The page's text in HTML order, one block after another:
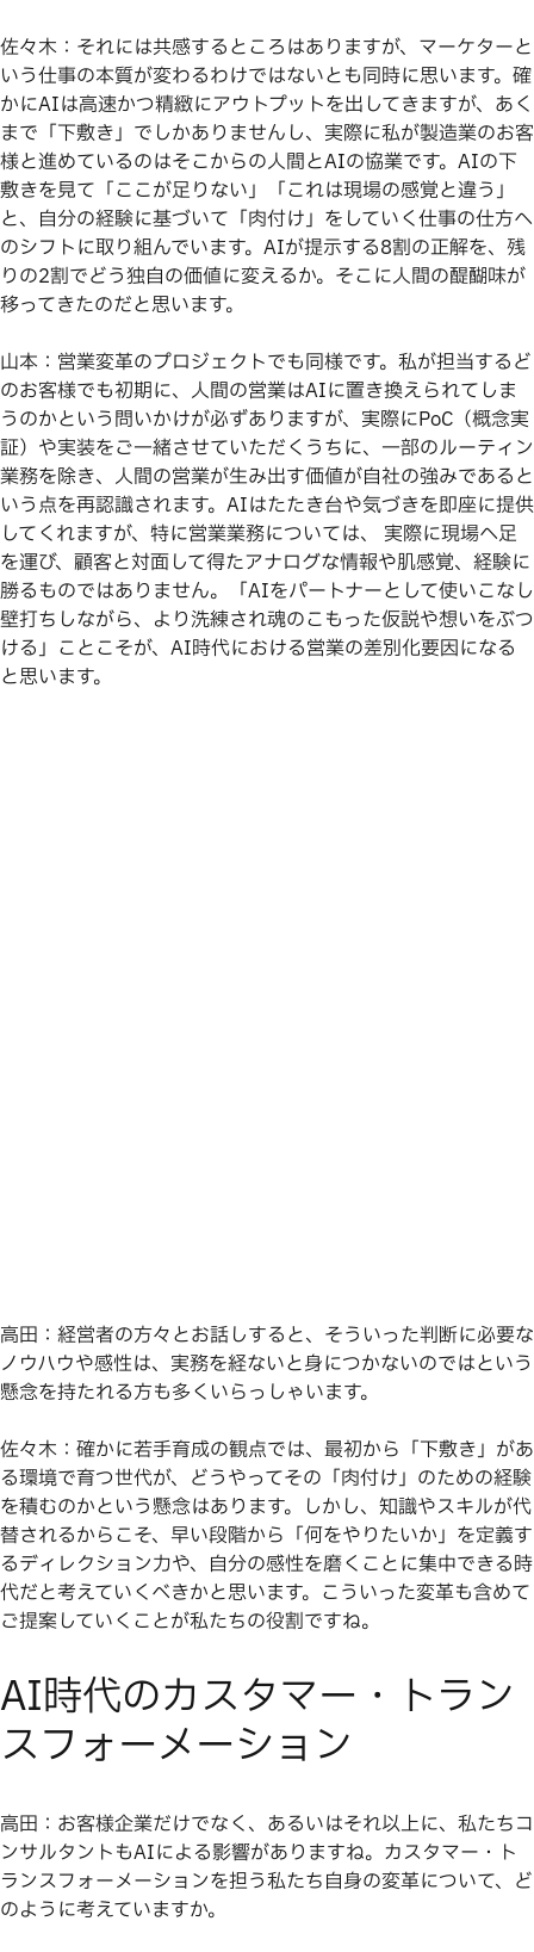
佐々木：それには共感するところはありますが、マーケターと
いう仕事の本質が変わるわけではないとも同時に思います。確
かにAIは高速かつ精緻にアウトプットを出してきますが、あく
まで「下敷き」でしかありませんし、実際に私が製造業のお客
様と進めているのはそこからの人間とAIの協業です。AIの下
敷きを見て「ここが足りない」「これは現場の感覚と違う」
と、自分の経験に基づいて「肉付け」をしていく仕事の仕方へ
のシフトに取り組んでいます。AIが提示する8割の正解を、残
りの2割でどう独自の価値に変えるか。そこに人間の醍醐味が
移ってきたのだと思います。
山本：営業変革のプロジェクトでも同様です。私が担当するど
のお客様でも初期に、人間の営業はAIに置き換えられてしま
うのかという問いかけが必ずありますが、実際にPoC（概念実
証）や実装をご一緒させていただくうちに、一部のルーティン
業務を除き、人間の営業が生み出す価値が自社の強みであると
いう点を再認識されます。AIはたたき台や気づきを即座に提供
してくれますが、特に営業業務については、 実際に現場へ足
を運び、顧客と対面して得たアナログな情報や肌感覚、経験に
勝るものではありません。「AIをパートナーとして使いこなし
壁打ちしながら、より洗練され魂のこもった仮説や想いをぶつ
ける」ことこそが、AI時代における営業の差別化要因になる
と思います。
高田：経営者の方々とお話しすると、そういった判断に必要な
ノウハウや感性は、実務を経ないと身につかないのではという
懸念を持たれる方も多くいらっしゃいます。
佐々木：確かに若手育成の観点では、最初から「下敷き」があ
る環境で育つ世代が、どうやってその「肉付け」のための経験
を積むのかという懸念はあります。しかし、知識やスキルが代
替されるからこそ、早い段階から「何をやりたいか」を定義す
るディレクション力や、自分の感性を磨くことに集中できる時
代だと考えていくべきかと思います。こういった変革も含めて
ご提案していくことが私たちの役割ですね。
AI時代のカスタマー・トラン
スフォーメーション
高田：お客様企業だけでなく、あるいはそれ以上に、私たちコ
ンサルタントもAIによる影響がありますね。カスタマー・ト
ランスフォーメーションを担う私たち自身の変革について、ど
のように考えていますか。